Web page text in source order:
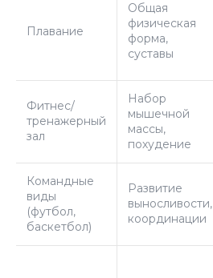
Плавание
Общая
физическая
форма,
суставы
Фитнес/
тренажерный
зал
Набор
мышечной
массы,
похудение
Командные
виды
(футбол,
баскетбол)
Развитие
выносливости,
координации